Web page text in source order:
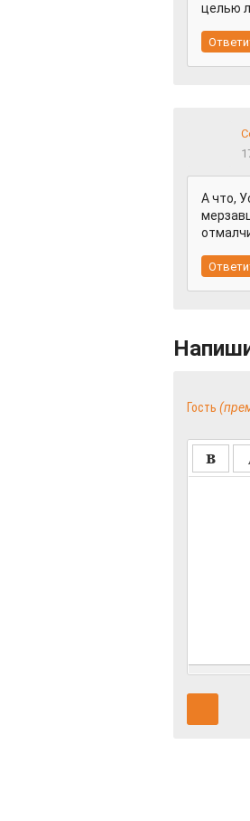
целью
А что,
Гость